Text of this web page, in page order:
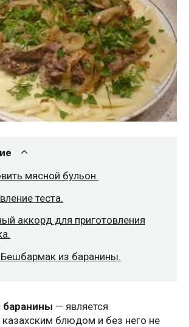
мясной бульон.
теста.
аккорд для приготовления
из баранины.
баранины — является
блюдом и без него не